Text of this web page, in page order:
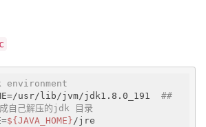
usr/lib/jvm/jdk1.8.0_191 ##
自己解压的jdk 目录
${JAVA_HOME}